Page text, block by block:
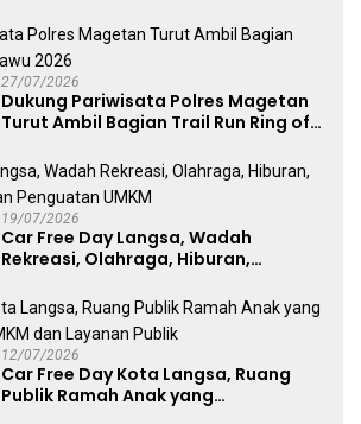
27/07/2026
Dukung Pariwisata Polres Magetan
Turut Ambil Bagian Trail Run Ring of
19/07/2026
Car Free Day Langsa, Wadah
Rekreasi, Olahraga, Hiburan,
UMKM
12/07/2026
Car Free Day Kota Langsa, Ruang
Publik Ramah Anak yang